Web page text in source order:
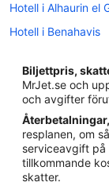
Hotell i Alhaurin el
Hotell i Benahavis
Hotell i Coin
Hotell i El Faro
Hotell i Fuengirola
Hotell i Guaro
Hotell i La Cala de
Biljettpris,
MrJet.se och
och avgifter
resplanen, om
serviceavgift
tillkommande
skatter.